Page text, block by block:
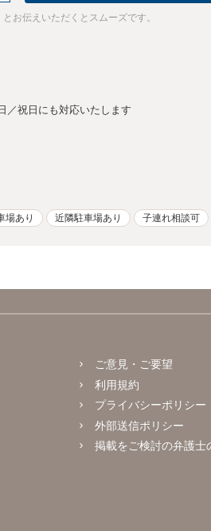
お伝えいただくとスムーズです。
／祝日にも対応いたします
場あり 近隣駐車場あり 子連れ相談可
ご意見・ご要望
利用規約
プライバシーポリシー
外部送信ポリシー
掲載をご検討の弁護士